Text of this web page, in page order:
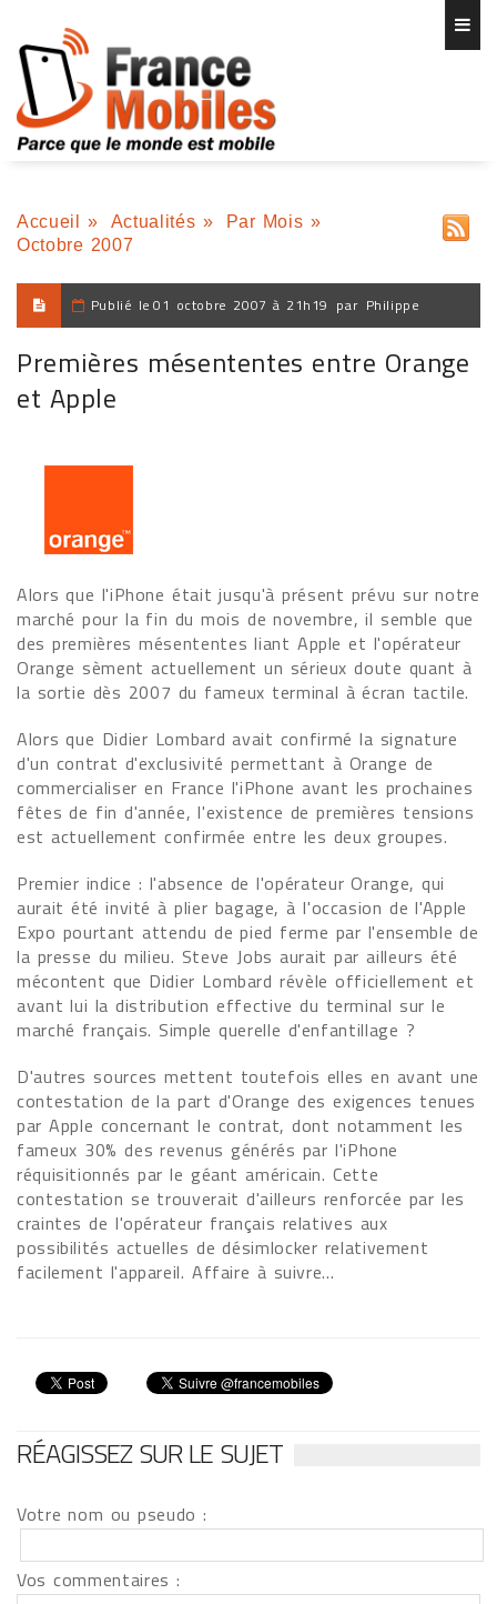
Accueil » Actualités » Par Mois »
Octobre 2007
Publié le 01 octobre 2007 à 21h19 par Philippe
Premières mésententes entre Orange
et Apple
Alors que l'iPhone était jusqu'à présent prévu sur notre
marché pour la fin du mois de novembre, il semble que
des premières mésententes liant Apple et l'opérateur
Orange sèment actuellement un sérieux doute quant à
la sortie dès 2007 du fameux terminal à écran tactile.
Alors que Didier Lombard avait confirmé la signature
d'un contrat d'exclusivité permettant à Orange de
commercialiser en France l'iPhone avant les prochaines
fêtes de fin d'année, l'existence de premières tensions
est actuellement confirmée entre les deux groupes.
Premier indice : l'absence de l'opérateur Orange, qui
aurait été invité à plier bagage, à l'occasion de l'Apple
Expo pourtant attendu de pied ferme par l'ensemble de
la presse du milieu. Steve Jobs aurait par ailleurs été
mécontent que Didier Lombard révèle officiellement et
avant lui la distribution effective du terminal sur le
marché français. Simple querelle d'enfantillage ?
D'autres sources mettent toutefois elles en avant une
contestation de la part d'Orange des exigences tenues
par Apple concernant le contrat, dont notamment les
fameux 30% des revenus générés par l'iPhone
réquisitionnés par le géant américain. Cette
contestation se trouverait d'ailleurs renforcée par les
craintes de l'opérateur français relatives aux
possibilités actuelles de désimlocker relativement
facilement l'appareil. Affaire à suivre...
RÉAGISSEZ SUR LE SUJET
Votre nom ou pseudo :
Vos commentaires :